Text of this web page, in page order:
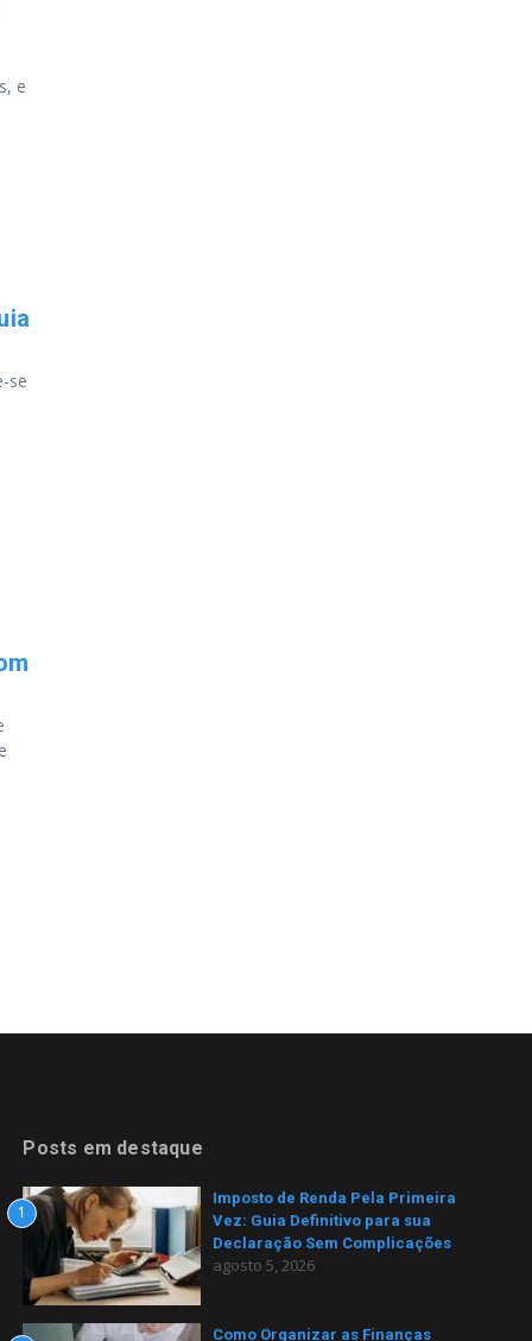
e
se
Posts em destaque
1
Imposto de Renda Pela Primeira
Vez: Guia Definitivo para sua
Declaração Sem Complicações
agosto 5, 2026
Como Organizar as Finanças